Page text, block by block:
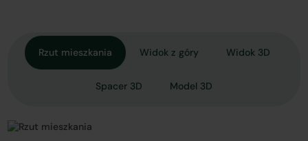
Rzut mieszkania Widok z góry Widok 3D
Spacer 3D Model 3D